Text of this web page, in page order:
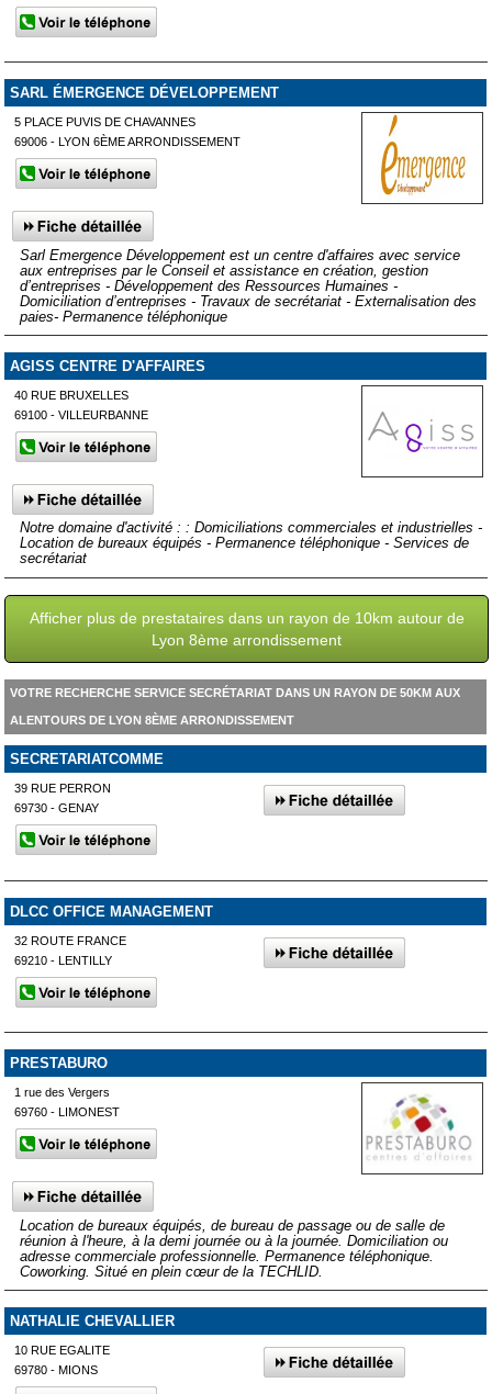
SARL ÉMERGENCE DÉVELOPPEMENT
5 PLACE PUVIS DE CHAVANNES
69006 - LYON 6ÈME ARRONDISSEMENT
Sarl Emergence Développement est un centre d'affaires avec service
aux entreprises par le Conseil et assistance en création, gestion
d’entreprises - Développement des Ressources Humaines -
Domiciliation d’entreprises - Travaux de secrétariat - Externalisation des
paies- Permanence téléphonique
AGISS CENTRE D'AFFAIRES
40 RUE BRUXELLES
69100 - VILLEURBANNE
Notre domaine d'activité : : Domiciliations commerciales et industrielles -
Location de bureaux équipés - Permanence téléphonique - Services de
secrétariat
Afficher plus de prestataires dans un rayon de 10km autour de
Lyon 8ème arrondissement
VOTRE RECHERCHE SERVICE SECRÉTARIAT DANS UN RAYON DE 50KM AUX
ALENTOURS DE LYON 8ÈME ARRONDISSEMENT
SECRETARIATCOMME
39 RUE PERRON
69730 - GENAY
DLCC OFFICE MANAGEMENT
32 ROUTE FRANCE
69210 - LENTILLY
PRESTABURO
1 rue des Vergers
69760 - LIMONEST
Location de bureaux équipés, de bureau de passage ou de salle de
réunion à l'heure, à la demi journée ou à la journée. Domiciliation ou
adresse commerciale professionnelle. Permanence téléphonique.
Coworking. Situé en plein cœur de la TECHLID.
NATHALIE CHEVALLIER
10 RUE EGALITE
69780 - MIONS